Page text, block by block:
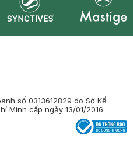
số 0313612829 do Sở Kế
Minh cấp ngày 13/01/2016